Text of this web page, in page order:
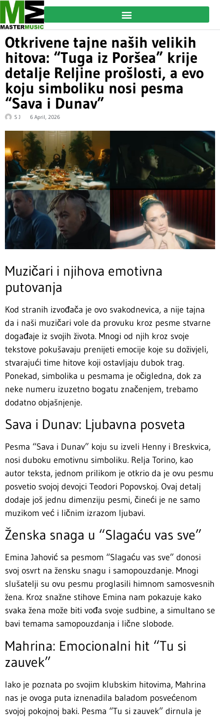
Otkrivene tajne naših velikih
hitova: “Tuga iz Poršea” krije
detalje Reljine prošlosti, a evo
koju simboliku nosi pesma
“Sava i Dunav”
S J 6 April, 2026
Muzičari i njihova emotivna
putovanja
Kod stranih izvođača je ovo svakodnevica, a nije tajna
da i naši muzičari vole da provuku kroz pesme stvarne
događaje iz svojih života. Mnogi od njih kroz svoje
tekstove pokušavaju prenijeti emocije koje su doživjeli,
stvarajući time hitove koji ostavljaju dubok trag.
Ponekad, simbolika u pesmama je očigledna, dok za
neke numeru izuzetno bogatu značenjem, trebamo
dodatno objašnjenje.
Sava i Dunav: Ljubavna posveta
Pesma “Sava i Dunav” koju su izveli Henny i Breskvica,
nosi duboku emotivnu simboliku. Relja Torino, kao
autor teksta, jednom prilikom je otkrio da je ovu pesmu
posvetio svojoj devojci Teodori Popovskoj. Ovaj detalj
dodaje još jednu dimenziju pesmi, čineći je ne samo
muzikom već i ličnim izrazom ljubavi.
Ženska snaga u “Slagaću vas sve”
Emina Jahović sa pesmom “Slagaću vas sve” donosi
svoj osvrt na žensku snagu i samopouzdanje. Mnogi
slušatelji su ovu pesmu proglasili himnom samosvesnih
žena. Kroz snažne stihove Emina nam pokazuje kako
svaka žena može biti vođa svoje sudbine, a simultano se
bavi temama samopouzdanja i lične slobode.
Mahrina: Emocionalni hit “Tu si
zauvek”
Iako je poznata po svojim klubskim hitovima, Mahrina
nas je ovoga puta iznenadila baladom posvećenom
svojoj pokojnoj baki. Pesma “Tu si zauvek” dirnula je